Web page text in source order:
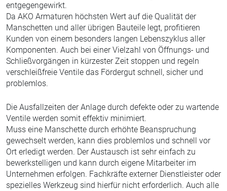
entgegengewirkt.
Da AKO Armaturen höchsten Wert auf die Qualität der
Manschetten und aller übrigen Bauteile legt, profitieren
Kunden von einem besonders langen Lebenszyklus aller
Komponenten. Auch bei einer Vielzahl von Öffnungs- und
Schließvorgängen in kürzester Zeit stoppen und regeln
verschleißfreie Ventile das Fördergut schnell, sicher und
problemlos.
Die Ausfallzeiten der Anlage durch defekte oder zu wartende
Ventile werden somit effektiv minimiert.
Muss eine Manschette durch erhöhte Beanspruchung
gewechselt werden, kann dies problemlos und schnell vor
Ort erledigt werden. Der Austausch ist sehr einfach zu
bewerkstelligen und kann durch eigene Mitarbeiter im
Unternehmen erfolgen. Fachkräfte externer Dienstleister oder
spezielles Werkzeug sind hierfür nicht erforderlich. Auch alle